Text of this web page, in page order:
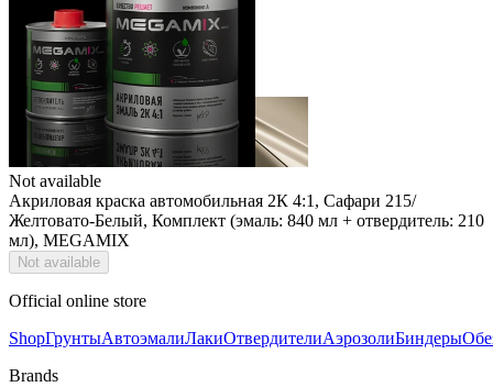
Not available
Акриловая краска автомобильная 2К 4:1, Сафари 215/
Желтовато-Белый, Комплект (эмаль: 840 мл + отвердитель: 210
мл), MEGAMIX
Not available
Official online store
ShopГрунтыАвтоэмалиЛакиОтвердителиАэрозолиБиндеры
Brands